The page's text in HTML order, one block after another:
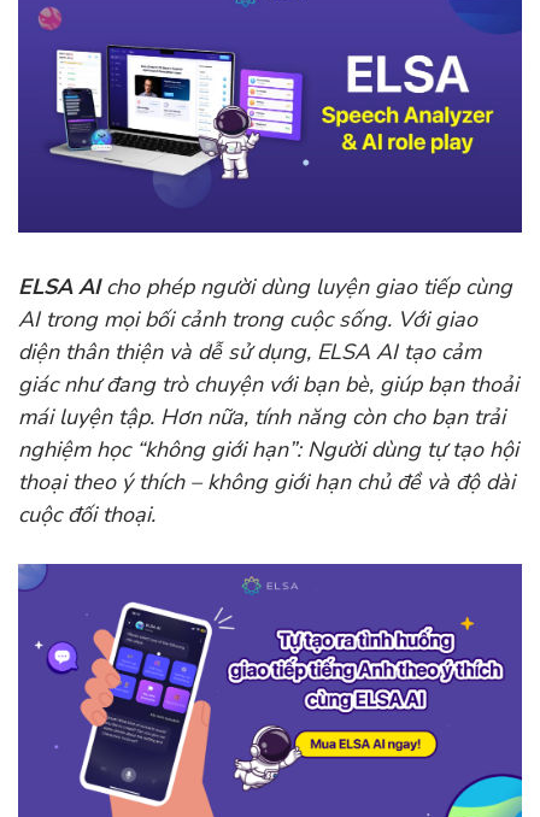
ELSA AIcho phép người dùng luyện giao tiếp cùng
AI trong mọi bối cảnh trong cuộc sống. Với giao
diện thân thiện và dễ sử dụng, ELSA AI tạo cảm
giác như đang trò chuyện với bạn bè, giúp bạn thoải
mái luyện tập. Hơn nữa, tính năng còn cho bạn trải
nghiệm học “không giới hạn”: Người dùng tự tạo hội
thoại theo ý thích – không giới hạn chủ đề và độ dài
cuộc đối thoại.